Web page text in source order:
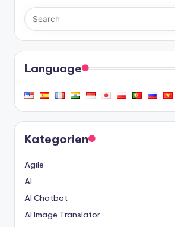
Language
Kategorien
Agile
AI
AI Chatbot
AI Image Translator